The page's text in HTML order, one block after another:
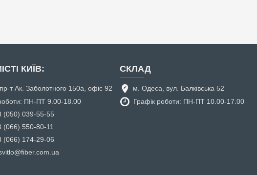
КИЇВ:
т Ак. Заболотного 150а, офіс 92
ПН-ПТ 9.00-18.00
(050) 039-55-55
(066) 550-80-11
(066) 174-29-06
СКЛАД
м. Одеса, вул. Балківська 52
Графік роботи: ПН-ПТ 10.00-17.00